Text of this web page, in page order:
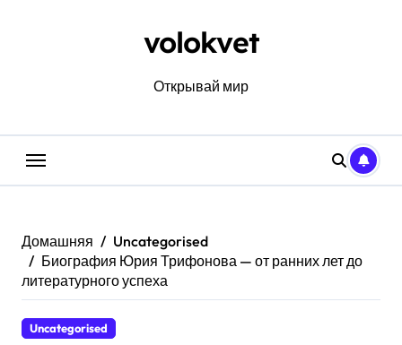
volokvet
Открывай мир
Домашняя
Uncategorised
Биография Юрия Трифонова — от ранних лет до
литературного успеха
Uncategorised